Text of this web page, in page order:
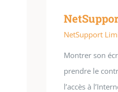
NetSupport
Montrer son
prendre le
l’accès à